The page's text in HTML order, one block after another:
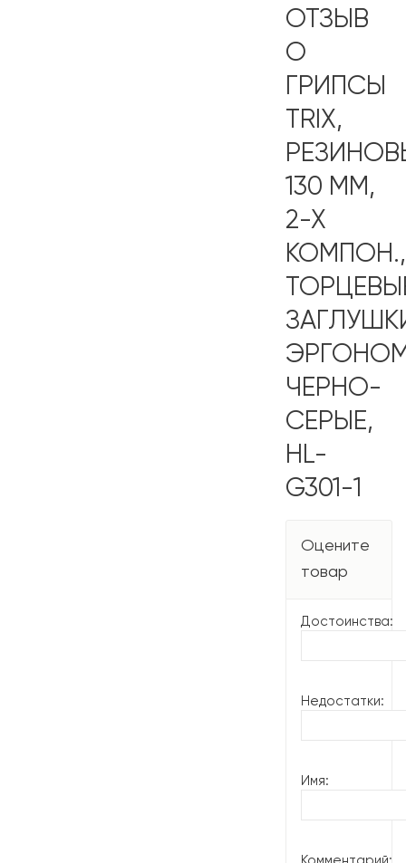
ОТЗЫВ
О
ГРИПСЫ
TRIX,
130 ММ,
2-Х
КОМПОН.,
ЧЕРНО-
СЕРЫЕ,
HL-
G301-1
Оцените
товар
Достоинства:
Недостатки:
Имя: